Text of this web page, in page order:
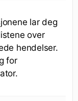
lar deg
over
hendelser.
for